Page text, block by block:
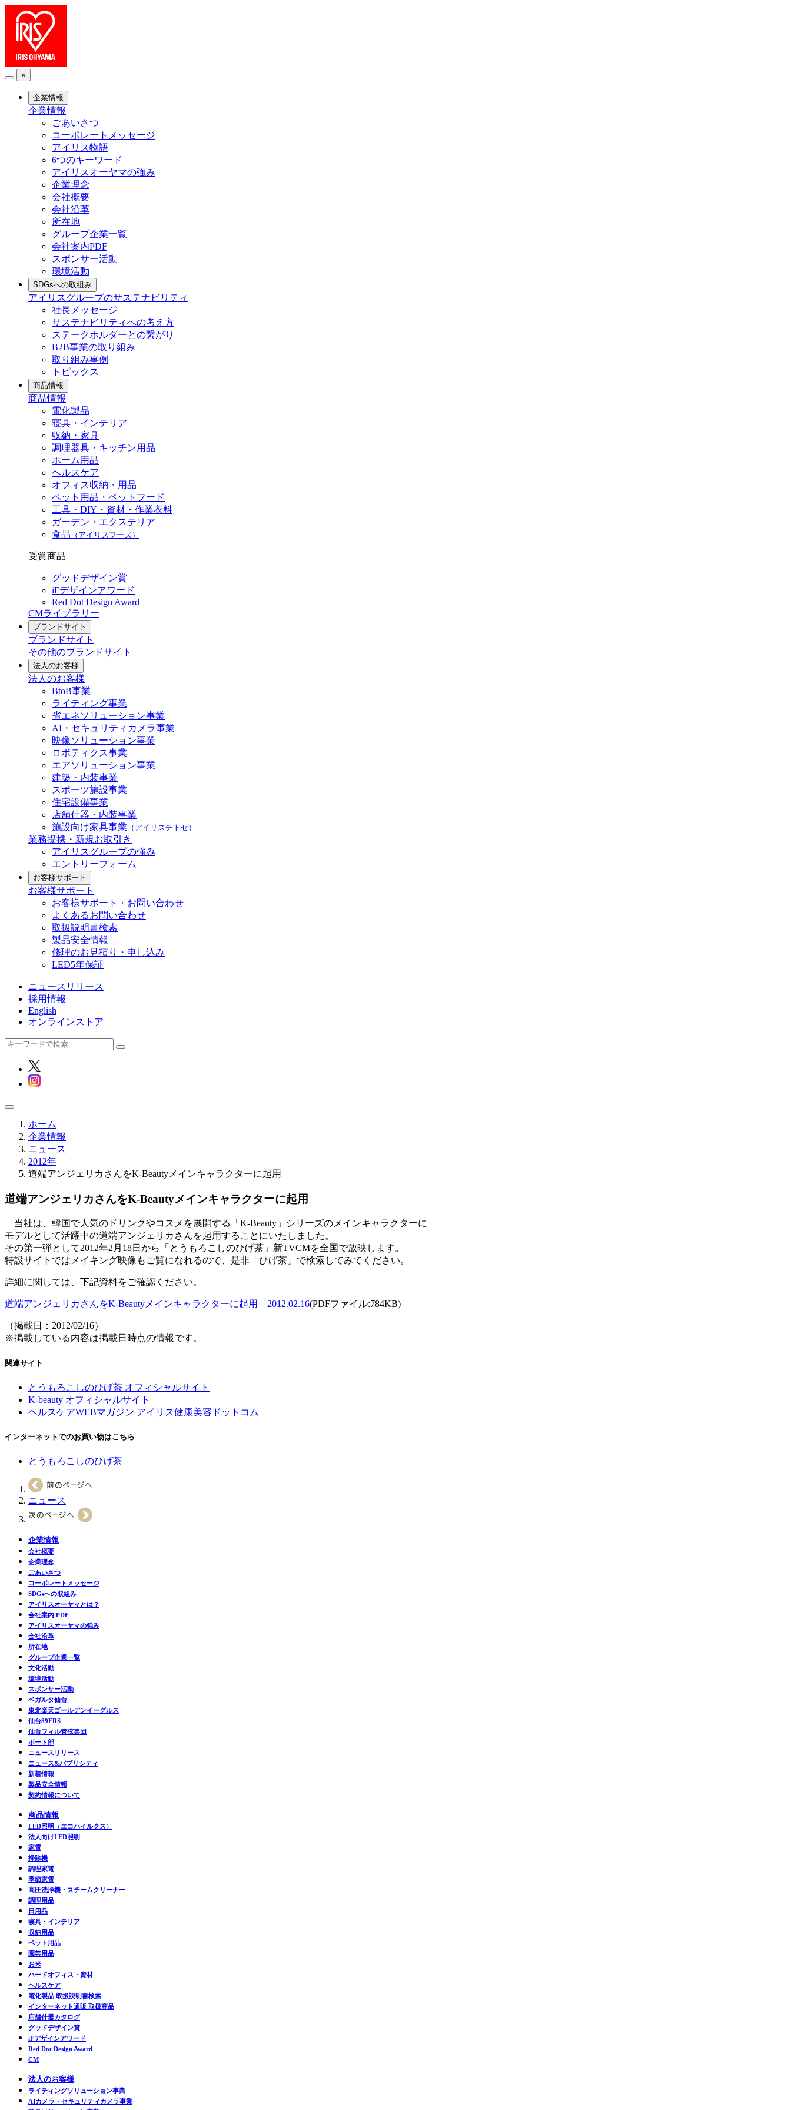
×
企業情報
企業情報
ごあいさつ
コーポレートメッセージ
アイリス物語
6つのキーワード
アイリスオーヤマの強み
企業理念
会社概要
会社沿革
所在地
グループ企業一覧
会社案内PDF
スポンサー活動
環境活動
SDGsへの取組み
アイリスグループのサステナビリティ
社長メッセージ
サステナビリティへの考え方
ステークホルダーとの繋がり
B2B事業の取り組み
取り組み事例
トピックス
商品情報
商品情報
電化製品
寝具・インテリア
収納・家具
調理器具・キッチン用品
ホーム用品
ヘルスケア
オフィス収納・用品
ペット用品・ペットフード
工具・DIY・資材・作業衣料
ガーデン・エクステリア
食品 （アイリスフーズ）
受賞商品
グッドデザイン賞
iFデザインアワード
Red Dot Design Award
CMライブラリー
ブランドサイト
ブランドサイト
その他のブランドサイト
法人のお客様
法人のお客様
BtoB事業
ライティング事業
省エネソリューション事業
AI・セキュリティカメラ事業
映像ソリューション事業
ロボティクス事業
エアソリューション事業
建築・内装事業
スポーツ施設事業
住宅設備事業
店舗什器・内装事業
施設向け家具事業 （アイリスチトセ）
業務提携・新規お取引き
アイリスグループの強み
エントリーフォーム
お客様サポート
お客様サポート
お客様サポート・お問い合わせ
よくあるお問い合わせ
取扱説明書検索
製品安全情報
修理のお見積り・申し込み
LED5年保証
ニュースリリース
採用情報
English
オンラインストア
ホーム
企業情報
ニュース
2012年
道端アンジェリカさんをK-Beautyメインキャラクターに起用
道端アンジェリカさんをK-Beautyメインキャラクターに起用
当社は、韓国で人気のドリンクやコスメを展開する「K-Beauty」シリーズのメインキャラクターに
モデルとして活躍中の道端アンジェリカさんを起用することにいたしました。
その第一弾として2012年2月18日から「とうもろこしのひげ茶」新TVCMを全国で放映します。
特設サイトではメイキング映像もご覧になれるので、是非「ひげ茶」で検索してみてください。
詳細に関しては、下記資料をご確認ください。
道端アンジェリカさんをK-Beautyメインキャラクターに起用 2012.02.16(PDFファイル:784KB)
（掲載日：2012/02/16）
※掲載している内容は掲載日時点の情報です。
関連サイト
とうもろこしのひげ茶 オフィシャルサイト
K-beauty オフィシャルサイト
ヘルスケアWEBマガジン アイリス健康美容ドットコム
インターネットでのお買い物はこちら
とうもろこしのひげ茶
ニュース
企業情報
会社概要
企業理念
ごあいさつ
コーポレートメッセージ
SDGsへの取組み
アイリスオーヤマとは？
会社案内 PDF
アイリスオーヤマの強み
会社沿革
所在地
グループ企業一覧
文化活動
環境活動
スポンサー活動
ベガルタ仙台
東北楽天ゴールデンイーグルス
仙台89ERS
仙台フィル管弦楽団
ボート部
ニュースリリース
ニュース&パブリシティ
新着情報
製品安全情報
契約情報について
商品情報
LED照明（エコハイルクス）
法人向けLED照明
家電
掃除機
調理家電
季節家電
高圧洗浄機・スチームクリーナー
調理用品
日用品
寝具・インテリア
収納用品
ペット用品
園芸用品
お米
ハードオフィス・資材
ヘルスケア
電化製品 取扱説明書検索
インターネット通販 取扱商品
店舗什器カタログ
グッドデザイン賞
iFデザインアワード
Red Dot Design Award
CM
法人のお客様
ライティングソリューション事業
AIカメラ・セキュリティカメラ事業